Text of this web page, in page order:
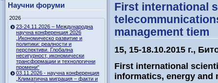
Научни форуми
2026
23-24.11.2026 – Международна
научна конференция 2026
„Икономическо развитие и
политики: реалности и
перспективи. Глобална
несигурност, икономически
трансформации и технологични
промени“
03.11.2026 - научна конференция
„Климатична миграция – факти и
First international
management tiem
15, 15-18.10.2015 г.,
First international
informatics, energy and